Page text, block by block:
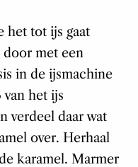
het tot ijs gaat
door met een
in de ijsmachine
van het ijs
verdeel daar wat
over. Herhaal
karamel. Marmer